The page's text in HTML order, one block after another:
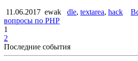
11.06.2017 ewak dle, textarea, hack
вопросы по PHP
1
2
Последние события